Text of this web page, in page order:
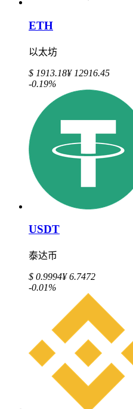
ETH
以太坊
$ 1913.18¥ 12916.45
-0.19%
USDT
泰达币
$ 0.9994¥ 6.7472
-0.01%